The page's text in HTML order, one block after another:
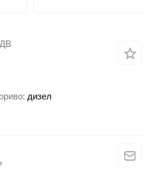
дизел